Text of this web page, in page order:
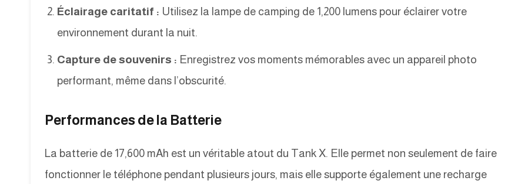
Éclairage caritatif : Utilisez la lampe de camping de 1,200 lumens pour éclairer votre
environnement durant la nuit.
Capture de souvenirs : Enregistrez vos moments mémorables avec un appareil photo
performant, même dans l’obscurité.
Performances de la Batterie
La batterie de 17,600 mAh est un véritable atout du Tank X. Elle permet non seulement de faire
fonctionner le téléphone pendant plusieurs jours, mais elle supporte également une recharge